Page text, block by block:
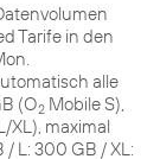
Tarife in den
alle
(O2 Mobile S),
XL), maximal
/ L: 300 GB / XL: